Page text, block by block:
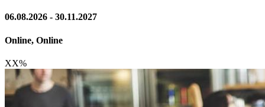
06.08.2026 - 30.11.2027
Online, Online
XX%